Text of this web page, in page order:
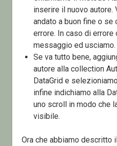
inserire il nuovo autore.
andato a buon fine o se
errore. In caso di errore
messaggio ed usciamo.
Se va tutto bene,
autore alla collection
DataGrid e
infine indichiamo alla
uno scroll in modo che
visibile.
Ora che abbiamo descritto